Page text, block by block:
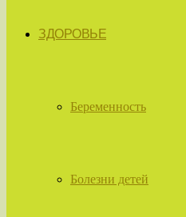
ЗДОРОВЬЕ
Беременность
Болезни детей